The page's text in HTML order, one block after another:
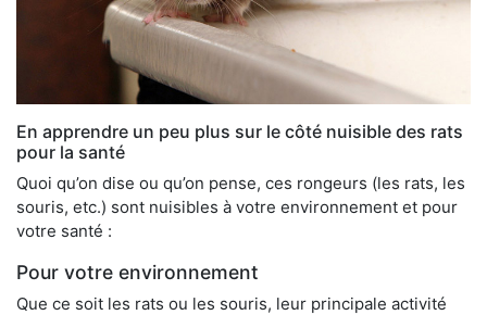
En apprendre un peu plus sur le côté nuisible des rats
pour la santé
Quoi qu’on dise ou qu’on pense, ces rongeurs (les rats, les
souris, etc.) sont nuisibles à votre environnement et pour
votre santé :
Pour votre environnement
Que ce soit les rats ou les souris, leur principale activité